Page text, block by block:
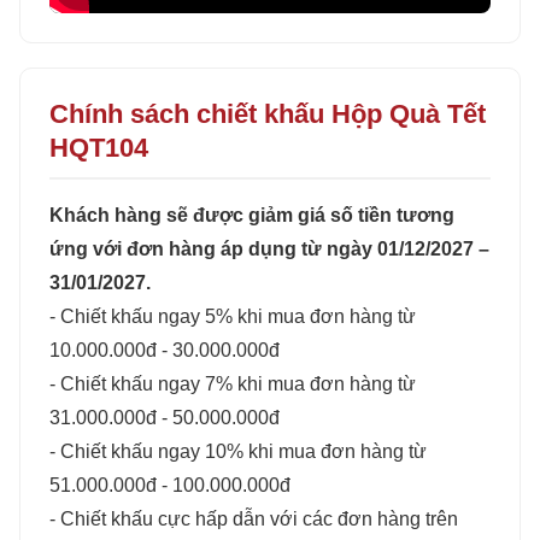
Chính sách chiết khấu Hộp Quà Tết
HQT104
Khách hàng sẽ được giảm giá số tiền tương
ứng với đơn hàng áp dụng từ ngày 01/12/2027 –
31/01/2027.
- Chiết khấu ngay 5% khi mua đơn hàng từ
10.000.000đ - 30.000.000đ
- Chiết khấu ngay 7% khi mua đơn hàng từ
31.000.000đ - 50.000.000đ
- Chiết khấu ngay 10% khi mua đơn hàng từ
51.000.000đ - 100.000.000đ
- Chiết khấu cực hấp dẫn với các đơn hàng trên